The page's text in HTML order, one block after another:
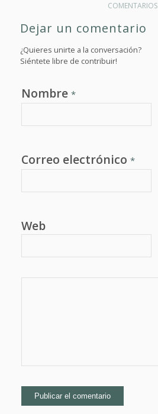
COMENTARIOS
Dejar un comentario
¿Quieres unirte a la conversación?
Siéntete libre de contribuir!
Nombre *
Correo electrónico *
Web